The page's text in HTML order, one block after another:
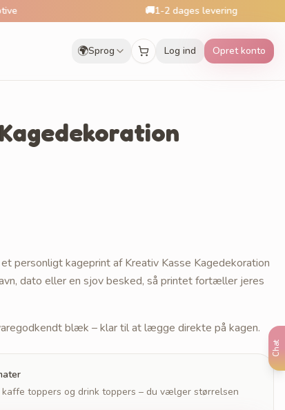
Chat
1-2 dages levering
🌍Sprog Log ind Opret konto
personligt kageprint af Kreativ Kasse Kagedekoration
dato eller en sjov besked, så printet fortæller jeres
blæk – klar til at lægge direkte på kagen.
kaffe toppers og drink toppers – du vælger størrelsen